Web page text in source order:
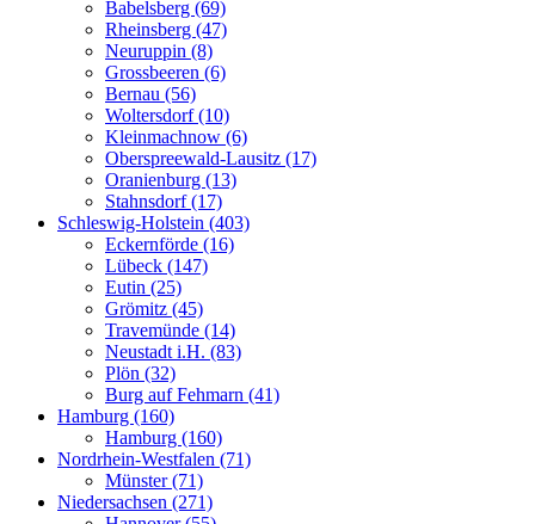
Babelsberg (69)
Rheinsberg (47)
Neuruppin (8)
Grossbeeren (6)
Bernau (56)
Woltersdorf (10)
Kleinmachnow (6)
Oberspreewald-Lausitz (17)
Oranienburg (13)
Stahnsdorf (17)
Schleswig-Holstein (403)
Eckernförde (16)
Lübeck (147)
Eutin (25)
Grömitz (45)
Travemünde (14)
Neustadt i.H. (83)
Plön (32)
Burg auf Fehmarn (41)
Hamburg (160)
Hamburg (160)
Nordrhein-Westfalen (71)
Münster (71)
Niedersachsen (271)